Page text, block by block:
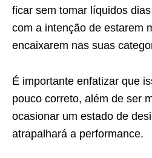
ficar sem tomar líquidos
com a intenção de estarem
encaixarem nas suas
É importante enfatizar que
pouco correto, além de ser
ocasionar um estado de
atrapalhará a performance.